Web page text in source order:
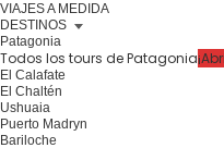
VIAJES A MEDIDA
DESTINOS
Patagonia
Todos los tours de Patagonia
El Calafate
El Chaltén
Ushuaia
Puerto Madryn
Bariloche